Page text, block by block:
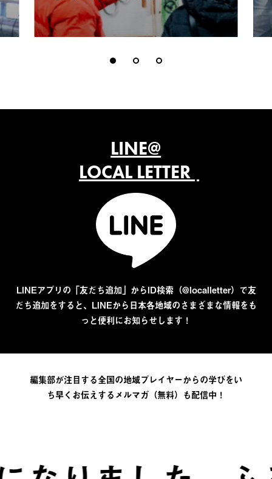
LINE@
LOCAL LETTER
LINEアプリの「友だち追加」からID検索（@localletter）で友
だち追加をすると、LINEから日本各地域のさまざまな情報をも
っと便利にお知らせします！
編集部が注目する全国の地域プレイヤーからの学びをい
ち早くお伝えするメルマガ（無料）も配信中！